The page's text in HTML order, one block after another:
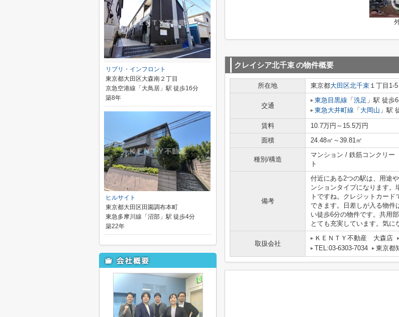
クレイシア北千束の物件概要
所在地 東京都大田区北千束 １丁目1-5
交通
東急目黒線 「 洗足 」駅 徒歩
東急大井町線 「 大岡山 」駅
賃料 10.7万円～15.5万円
面積
24.48㎡～39.81㎡
種別/構造
マンション / 鉄筋コンクリー
ト
備考
付近にある2つの駅は、用途
ンションタイプになります。
トですね。クレジットカー
できます。日差しが入る物件
い徒歩6分の物件です。共用
とても充実しています。気に
取扱会社
ＫＥＮＴＹ不動産 大森店
TEL:03-6303-7034
東京都
リブリ・インフロント
東京都大田区大森南２丁目
京急空港線「大鳥居」駅 徒歩16分
築8年
ヒルサイト
東京都大田区田園調布本町
東急多摩川線「沼部」駅 徒歩4分
築22年